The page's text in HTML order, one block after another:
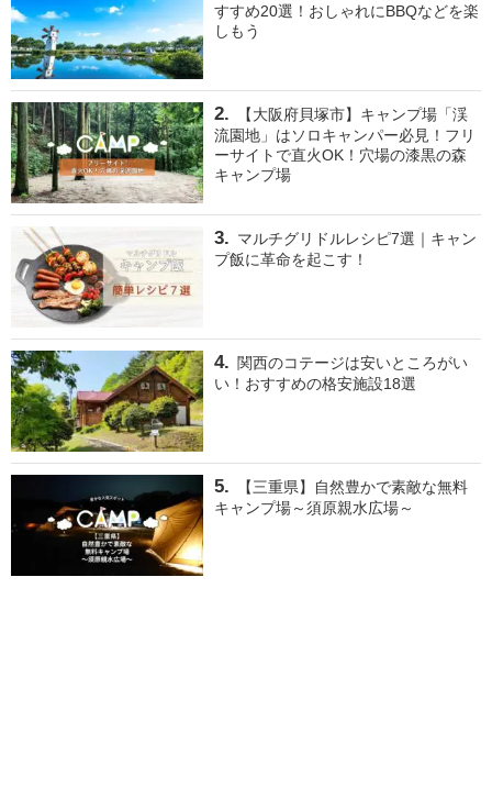
すすめ20選！おしゃれにBBQなどを楽
しもう
【大阪府貝塚市】キャンプ場「渓
流園地」はソロキャンパー必見！フリ
ーサイトで直火OK！穴場の漆黒の森
キャンプ場
マルチグリドルレシピ7選｜キャン
プ飯に革命を起こす！
関西のコテージは安いところがい
い！おすすめの格安施設18選
【三重県】自然豊かで素敵な無料
キャンプ場～須原親水広場～